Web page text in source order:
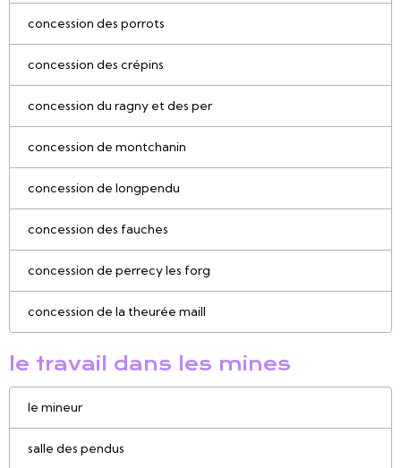
concession des porrots
concession des crépins
concession du ragny et des per
concession de montchanin
concession de longpendu
concession des fauches
concession de perrecy les forg
concession de la theurée maill
le travail dans les mines
le mineur
salle des pendus